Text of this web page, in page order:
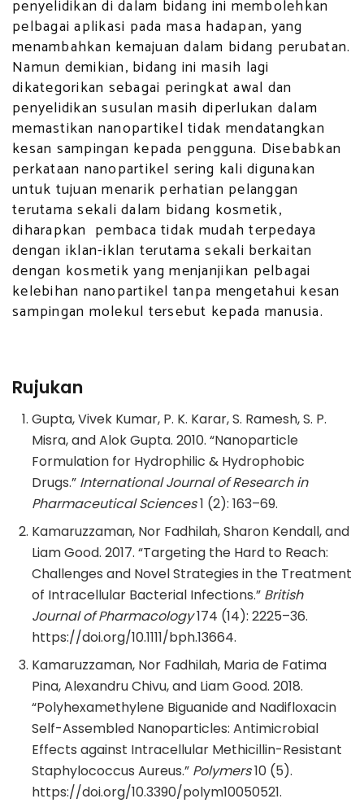
penyelidikan di dalam bidang ini membolehkan
pelbagai aplikasi pada masa hadapan, yang
menambahkan kemajuan dalam bidang perubatan.
Namun demikian, bidang ini masih lagi
dikategorikan sebagai peringkat awal dan
penyelidikan susulan masih diperlukan dalam
memastikan nanopartikel tidak mendatangkan
kesan sampingan kepada pengguna. Disebabkan
perkataan nanopartikel sering kali digunakan
untuk tujuan menarik perhatian pelanggan
terutama sekali dalam bidang kosmetik,
diharapkan pembaca tidak mudah terpedaya
dengan iklan-iklan terutama sekali berkaitan
dengan kosmetik yang menjanjikan pelbagai
kelebihan nanopartikel tanpa mengetahui kesan
sampingan molekul tersebut kepada manusia.
Rujukan
Gupta, Vivek Kumar, P. K. Karar, S. Ramesh, S. P.
Misra, and Alok Gupta. 2010. “Nanoparticle
Formulation for Hydrophilic & Hydrophobic
Drugs.” International Journal of Research in
Pharmaceutical Sciences1 (2): 163–69.
Kamaruzzaman, Nor Fadhilah, Sharon Kendall, and
Liam Good. 2017. “Targeting the Hard to Reach:
Challenges and Novel Strategies in the Treatment
of Intracellular Bacterial Infections.” British
Journal of Pharmacology174 (14): 2225–36.
https://doi.org/10.1111/bph.13664.
Kamaruzzaman, Nor Fadhilah, Maria de Fatima
Pina, Alexandru Chivu, and Liam Good. 2018.
“Polyhexamethylene Biguanide and Nadifloxacin
Self-Assembled Nanoparticles: Antimicrobial
Effects against Intracellular Methicillin-Resistant
Staphylococcus Aureus.” Polymers10 (5).
https://doi.org/10.3390/polym10050521.